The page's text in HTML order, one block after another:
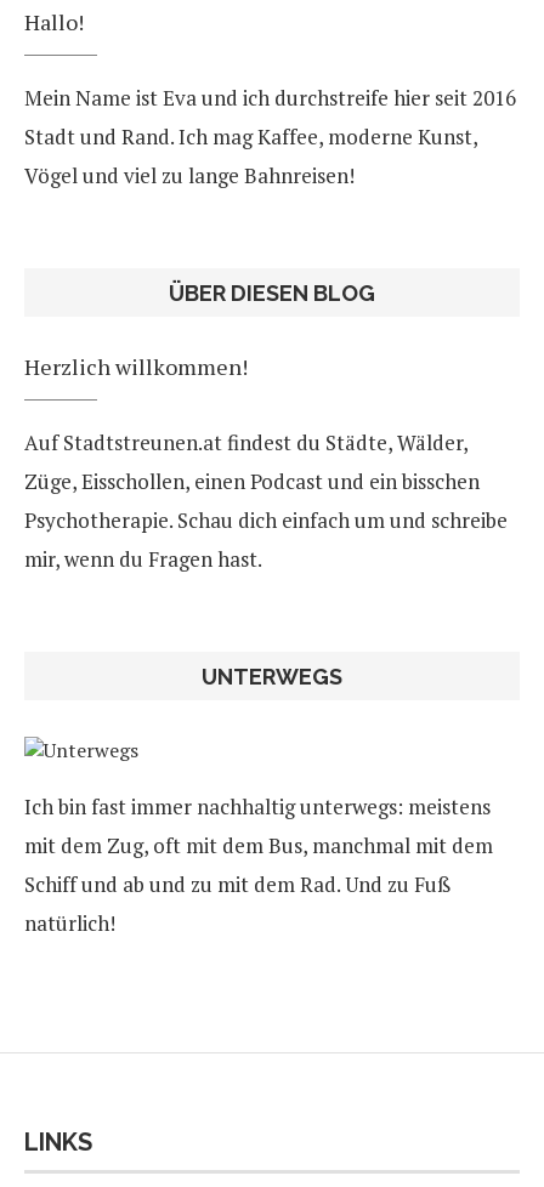
Hallo!
Mein Name ist Eva und ich durchstreife hier seit 2016
Stadt und Rand. Ich mag Kaffee, moderne Kunst,
Vögel und viel zu lange Bahnreisen!
ÜBER DIESEN BLOG
Herzlich willkommen!
Auf Stadtstreunen.at findest du Städte, Wälder,
Züge, Eisschollen, einen Podcast und ein bisschen
Psychotherapie. Schau dich einfach um und schreibe
mir, wenn du Fragen hast.
UNTERWEGS
Ich bin fast immer nachhaltig unterwegs: meistens
mit dem Zug, oft mit dem Bus, manchmal mit dem
Schiff und ab und zu mit dem Rad. Und zu Fuß
natürlich!
LINKS